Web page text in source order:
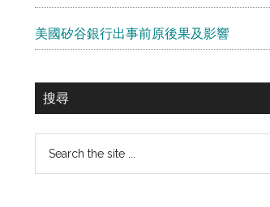
美國矽谷銀行出事前原後果及影響
搜尋